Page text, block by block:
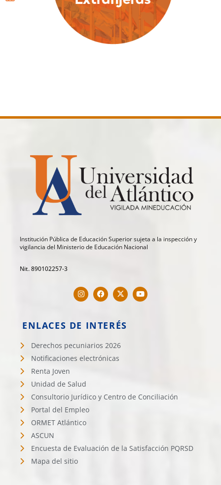
Institución Pública de Educación Superior sujeta a la inspección y
vigilancia del Ministerio de Educación Nacional
Nit. 890102257-3
ENLACES DE INTERÉS
Derechos pecuniarios 2026
Notificaciones electrónicas
Renta Joven
Unidad de Salud
Consultorio Jurídico y Centro de Conciliación
Portal del Empleo
ORMET Atlántico
ASCUN
Encuesta de Evaluación de la Satisfacción PQRSD
Mapa del sitio